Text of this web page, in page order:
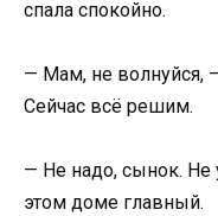
спала спокойно.
— Мам, не волнуйся,
Сейчас всё решим.
— Не надо, сынок. Не
этом доме главный.